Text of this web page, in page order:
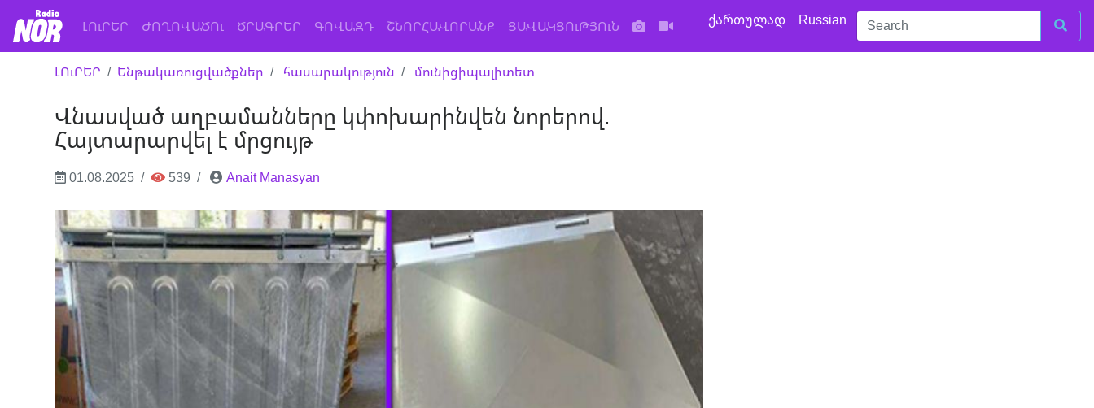
ԼՈւՐԵՐ (current)
ԺՈՂՈՎԱԾՈւ ԾՐԱԳՐԵՐ ԳՈՎԱԶԴ ՇՆՈՐՀԱՎՈՐԱՆՔ ՑԱՎԱԿՑՈւԹՅՈւՆ ქართულად Russian
ԼՈւՐԵՐ Ենթակառուցվածքներ հասարակություն մունիցիպալիտետ
Վնասված աղբամանները կփոխարինվեն նորերով.
Հայտարարվել է մրցույթ
01.08.2025 539 Anait Manasyan